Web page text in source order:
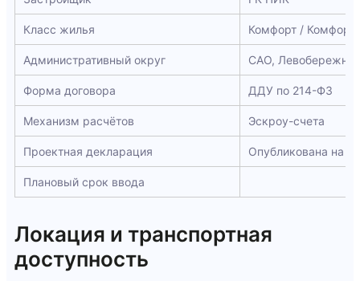
Класс жилья Комфорт /
Административный округ САО,
Форма договора ДДУ по 214-ФЗ
Механизм расчётов Эскроу-счета
Проектная декларация Опубликована на
Плановый срок ввода
Локация и транспортная
доступность